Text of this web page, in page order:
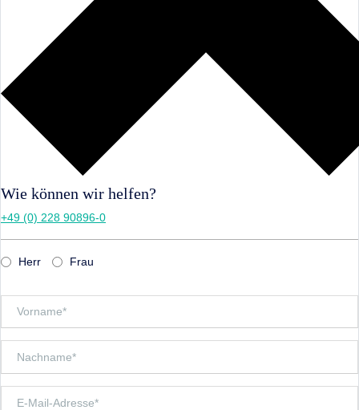
Wie können wir helfen?
+49 (0) 228 90896-0
Herr Frau